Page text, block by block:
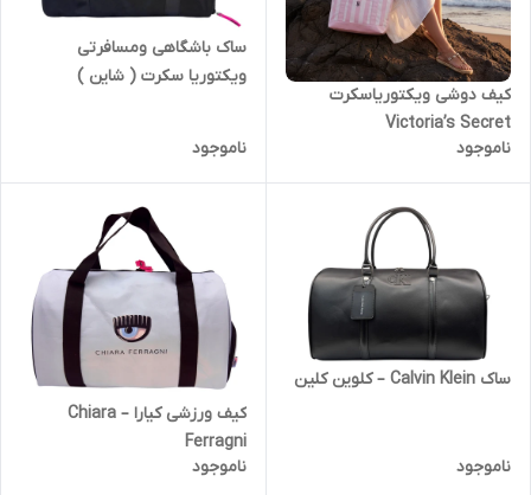
کیف دوشی ویکتوریاسکرت
Victoria’s Secret
ناموجود
ساک باشگاهی ومسافرتی
ویکتوریا سکرت ( شاین )
ناموجود
ساک Calvin Klein – کلوین کلین
ناموجود
کیف ورزشی کیارا – Chiara
Ferragni
ناموجود